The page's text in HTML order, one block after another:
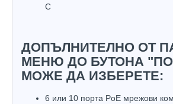
C
ДОПЪЛНИТЕЛНО ОТ
МЕНЮ ДО БУТОНА
МОЖЕ ДА ИЗБЕРЕТЕ:
6 или 10 порта PoE мрежови